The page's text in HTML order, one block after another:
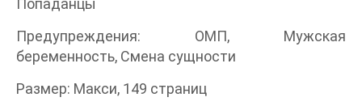
Попаданцы
Предупреждения: ОМП, Мужская
беременность, Смена сущности
Размер: Макси, 149 страниц